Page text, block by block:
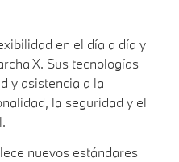
en el día a día y
X. Sus tecnologías
y asistencia a la
la seguridad y el
nuevos estándares